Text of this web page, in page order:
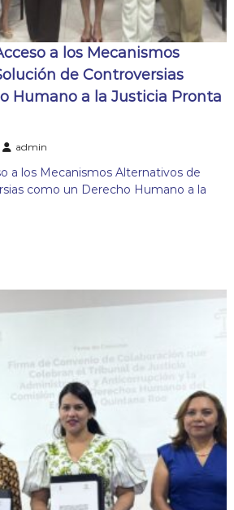
a los Mecanismos
de Controversias
Humano a la Justicia Pronta
admin
a los Mecanismos Alternativos de
como un Derecho Humano a la